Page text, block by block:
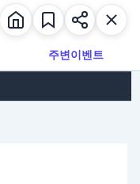
주변이벤트